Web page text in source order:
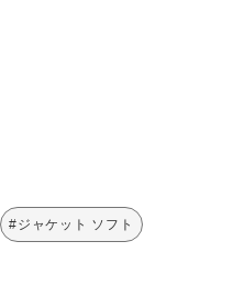
#ジャケット ソフト